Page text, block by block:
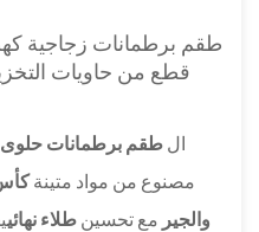
قطع من حاويات
ال طقم برطمانات حلوى
مصنوع من مواد متينة
والجير مع تحسين طلاء نهائي